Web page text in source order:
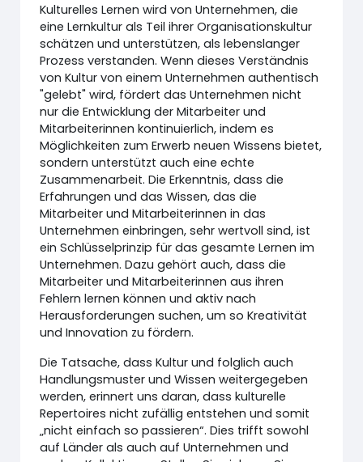
Kulturelles Lernen wird von Unternehmen, die
eine Lernkultur als Teil ihrer Organisationskultur
schätzen und unterstützen, als lebenslanger
Prozess verstanden. Wenn dieses Verständnis
von Kultur von einem Unternehmen authentisch
"gelebt" wird, fördert das Unternehmen nicht
nur die Entwicklung der Mitarbeiter und
Mitarbeiterinnen kontinuierlich, indem es
Möglichkeiten zum Erwerb neuen Wissens bietet,
sondern unterstützt auch eine echte
Zusammenarbeit. Die Erkenntnis, dass die
Erfahrungen und das Wissen, das die
Mitarbeiter und Mitarbeiterinnen in das
Unternehmen einbringen, sehr wertvoll sind, ist
ein Schlüsselprinzip für das gesamte Lernen im
Unternehmen. Dazu gehört auch, dass die
Mitarbeiter und Mitarbeiterinnen aus ihren
Fehlern lernen können und aktiv nach
Herausforderungen suchen, um so Kreativität
und Innovation zu fördern.
Die Tatsache, dass Kultur und folglich auch
Handlungsmuster und Wissen weitergegeben
werden, erinnert uns daran, dass kulturelle
Repertoires nicht zufällig entstehen und somit
„nicht einfach so passieren“. Dies trifft sowohl
auf Länder als auch auf Unternehmen und